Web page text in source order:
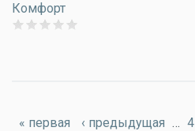
Комфорт
« первая ‹ предыдущая … 4